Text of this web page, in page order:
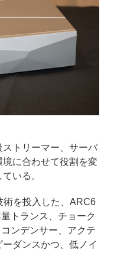
トリーマー、サーバ
に合わせて役割を変
いる。
術を投入した、ARC6
トランス、チョーク
ンデンサー、アクテ
ダンスかつ、低ノイ